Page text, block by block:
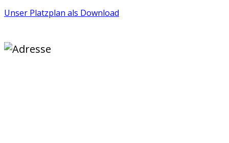
Unser Platzplan als Download